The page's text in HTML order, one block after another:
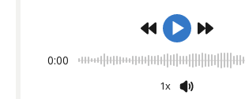
fuente
0:00
1x